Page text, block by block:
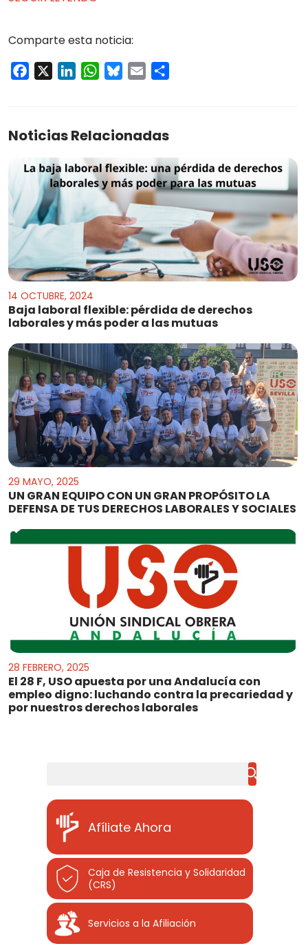
Comparte esta noticia:
Facebook LinkedInWhatsApp
Bluesky
Email
Noticias Relacionadas
14 OCTUBRE, 2024
Baja laboral flexible: pérdida de derechos
laborales y más poder a las mutuas
29 MAYO, 2025
UN GRAN EQUIPO CON UN GRAN PROPÓSITO LA
DEFENSA DE TUS DERECHOS LABORALES Y SOCIALES
28 FEBRERO, 2025
El 28 F, USO apuesta por una Andalucía con
empleo digno: luchando contra la precariedad y
por nuestros derechos laborales
Afíliate Ahora
Caja de Resistencia y Solidaridad
(CRS)
Servicios a la Afiliación